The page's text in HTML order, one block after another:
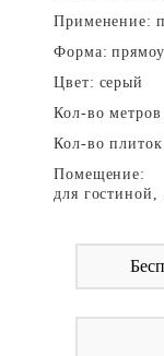
Применение:
Форма:
Цвет: серый
Кол-во метров
Кол-во
Помещение:
для гостиной,